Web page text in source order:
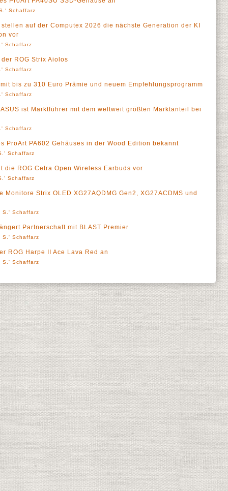
Schaffarz
auf der Computex 2026 die nächste Generation der KI
vor
Schaffarz
ROG Strix Aiolos
Schaffarz
bis zu 310 Euro Prämie und neuem Empfehlungsprogramm
Schaffarz
ist Marktführer mit dem weltweit größten Marktanteil bei
Schaffarz
ProArt PA602 Gehäuses in der Wood Edition bekannt
Schaffarz
die ROG Cetra Open Wireless Earbuds vor
Schaffarz
Monitore Strix OLED XG27AQDMG Gen2, XG27ACDMS und
S.' Schaffarz
Partnerschaft mit BLAST Premier
S.' Schaffarz
ROG Harpe II Ace Lava Red an
S.' Schaffarz